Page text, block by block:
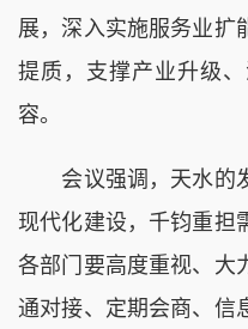
展，深入实施服务业扩
提质，支撑产业升级
容。
会议强调，天水的发
现代化建设，千钧重担
各部门要高度重视、大
通对接、定期会商、信